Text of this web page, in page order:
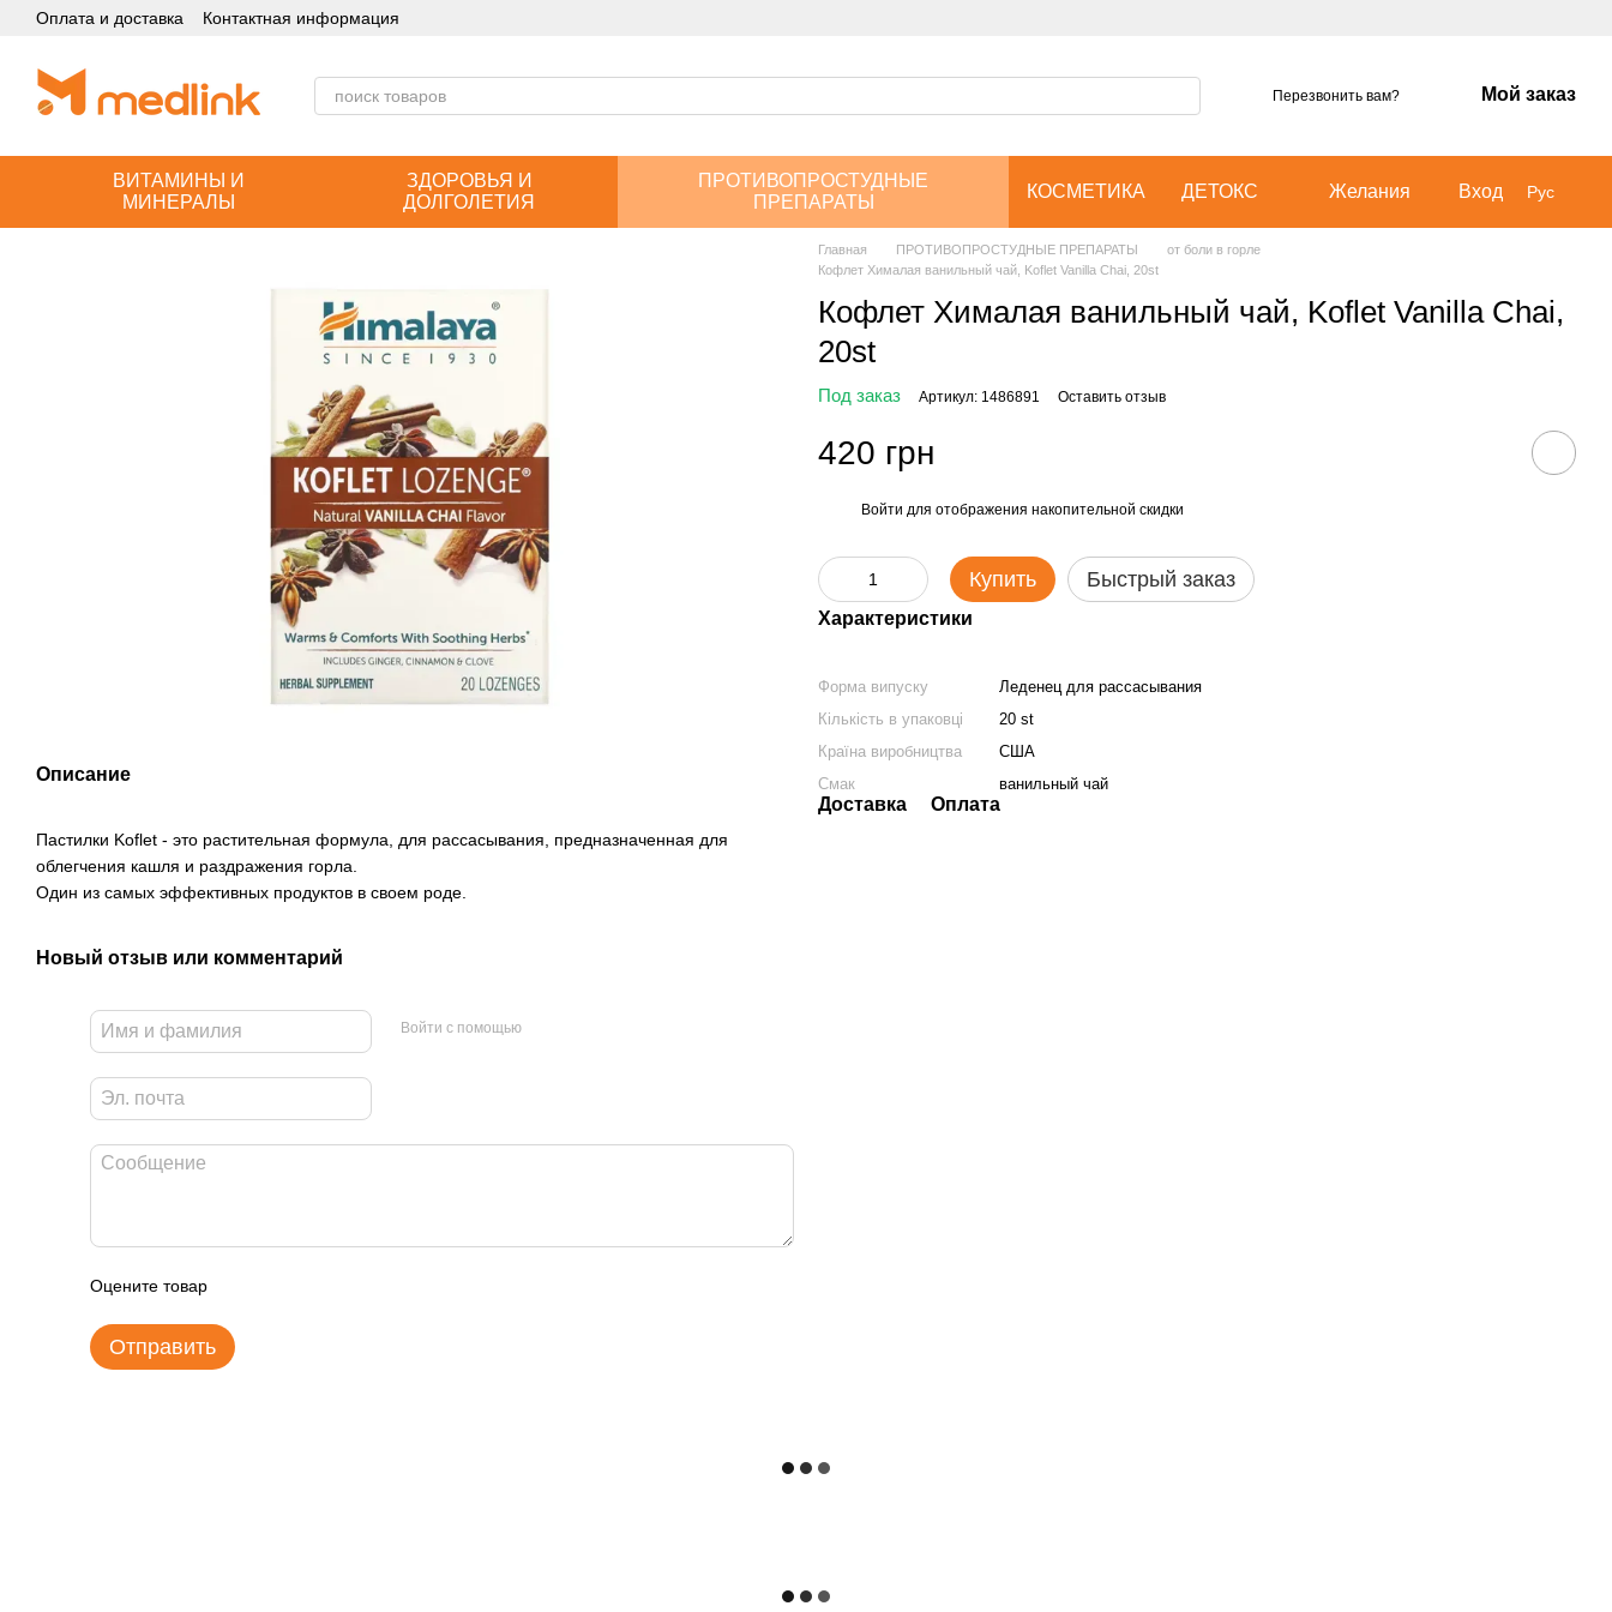
Перейти к основному контенту
Оплата и доставка Контактная информация
Перезвонить вам? Мой заказ
ВИТАМИНЫ И
МИНЕРАЛЫ
ЗДОРОВЬЯ И
ДОЛГОЛЕТИЯ
ПРОТИВОПРОСТУДНЫЕ
ПРЕПАРАТЫ
КОСМЕТИКА ДЕТОКС Желания Вход Рус
Описание
Пастилки Koflet - это растительная формула, для рассасывания, предназначенная для
облегчения кашля и раздражения горла.
Один из самых эффективных продуктов в своем роде.
Новый отзыв или комментарий
Войти с помощью
Оцените товар
Отправить
Главная ПРОТИВОПРОСТУДНЫЕ ПРЕПАРАТЫ
от боли в горле
Кофлет Хималая ванильный чай, Koflet Vanilla Chai, 20st
Кофлет Хималая ванильный чай, Koflet Vanilla Chai,
20st
Под заказ Артикул: 1486891 Оставить отзыв
420 грн
Войти для отображения накопительной скидки
Купить Быстрый заказ
Характеристики
Форма випуску
Леденец для рассасывания
Кількість в упаковці
20 st
Країна виробництва
США
Смак
ванильный чай
Доставка Оплата